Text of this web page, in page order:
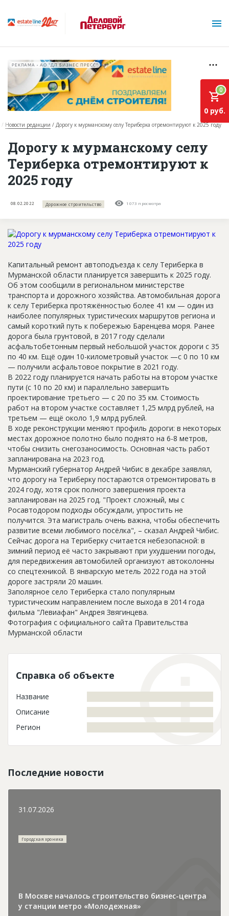
О проекте
Горячие объекты
База строящихся объектов
Инвестпроекты
Глоссарий
Новости
Пресс-релизы
Правила работы
Контакты
Личный кабинет
РЕКЛАМА • АО "ДП БИЗНЕС ПРЕСС"
Новости редакции Дорогу к мурманскому селу Териберка отремонтируют к 2025 году
Дорогу к мурманскому селу
Териберка отремонтируют к
2025 году
08.02.2022 Дорожное строительство 1073 просмотра
0
0 руб.
Капитальный ремонт автоподъезда к селу Териберка в
Мурманской области планируется завершить к 2025 году.
Об этом сообщили в региональном министерстве
транспорта и дорожного хозяйства. Автомобильная дорога
к селу Териберка протяжённостью более 41 км — один из
наиболее популярных туристических маршрутов региона и
самый короткий путь к побережью Баренцева моря. Ранее
дорога была грунтовой, в 2017 году сделали
асфальтобетонным первый небольшой участок дороги с 35
по 40 км. Ещё один 10-километровый участок —с 0 по 10 км
— получили асфальтовое покрытие в 2021 году.
В 2022 году планируется начать работы на втором участке
пути (с 10 по 20 км) и параллельно завершить
проектирование третьего — с 20 по 35 км. Стоимость
работ на втором участке составляет 1,25 млрд рублей, на
третьем — ещё около 1,9 млрд рублей.
В ходе реконструкции меняют профиль дороги: в некоторых
местах дорожное полотно было поднято на 6-8 метров,
чтобы снизить снегозаносимость. Основная часть работ
запланирована на 2023 год.
Мурманский губернатор Андрей Чибис в декабре заявлял,
что дорогу на Териберку постараются отремонтировать в
2024 году, хотя срок полного завершения проекта
запланирован на 2025 год. "Проект сложный, мы с
Росавтодором подходы обсуждали, упростить не
получится. Эта магистраль очень важна, чтобы обеспечить
развитие всеми любимого посёлка", – сказал Андрей Чибис.
Сейчас дорога на Териберку считается небезопасной: в
зимний период её часто закрывают при ухудшении погоды,
для передвижения автомобилей организуют автоколонны
со спецтехникой. В январскую метель 2022 года на этой
дороге застряли 20 машин.
Заполярное село Териберка стало популярным
туристическим направлением после выхода в 2014 года
фильма "Левиафан" Андрея Звягинцева.
Фотография с официального сайта Правительства
Мурманской области
Справка об объекте
Название
Описание
Регион
Последние новости
31.07.2026
Городская хроника
В Москве началось строительство бизнес-центра
у станции метро «Молодежная»